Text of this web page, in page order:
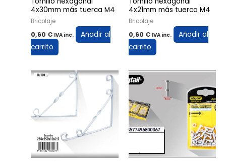
4x30mm más tuerca M4
Bricolaje
0,60 € IVA inc.
Añadir al
carrito
4x21mm más tuerca M4
Bricolaje
0,60 € IVA inc.
Añadir al
carrito